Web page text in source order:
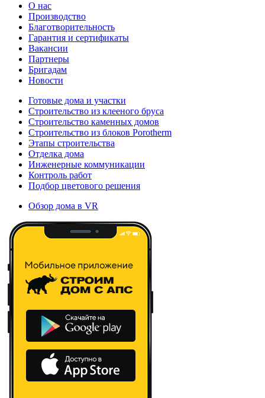
О нас
Производство
Благотворительность
Гарантия и сертификаты
Вакансии
Партнеры
Бригадам
Новости
Готовые дома и участки
Строительство из клееного бруса
Строительство каменных домов
Строительство из блоков Porotherm
Этапы строительства
Отделка дома
Инженерные коммуникации
Контроль работ
Подбор цветового решения
Обзор дома в VR